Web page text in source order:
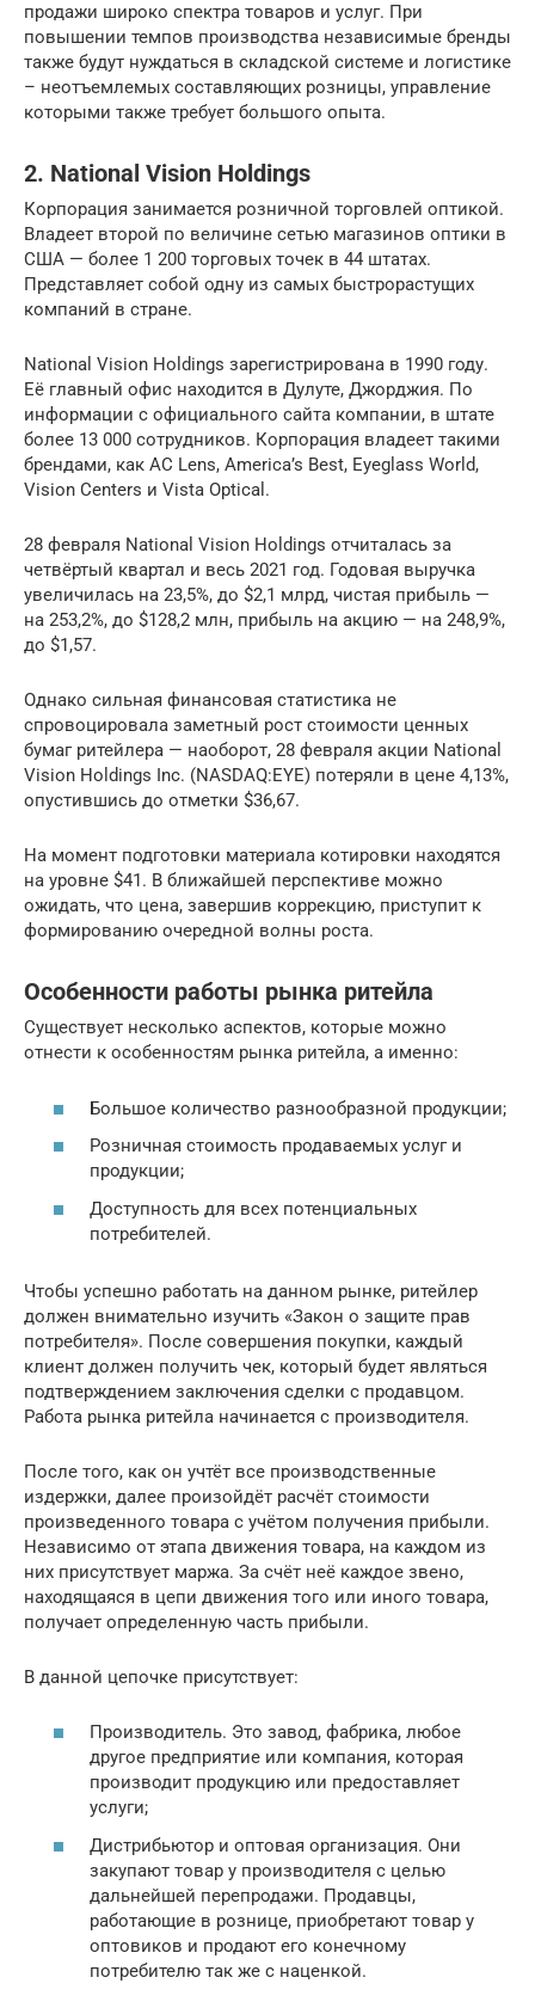
продажи широко спектра товаров и услуг. При
повышении темпов производства независимые бренды
также будут нуждаться в складской системе и логистике
– неотъемлемых составляющих розницы, управление
которыми также требует большого опыта.
2. National Vision Holdings
Корпорация занимается розничной торговлей оптикой.
Владеет второй по величине сетью магазинов оптики в
США — более 1 200 торговых точек в 44 штатах.
Представляет собой одну из самых быстрорастущих
компаний в стране.
National Vision Holdings зарегистрирована в 1990 году.
Её главный офис находится в Дулуте, Джорджия. По
информации с официального сайта компании, в штате
более 13 000 сотрудников. Корпорация владеет такими
брендами, как AC Lens, America’s Best, Eyeglass World,
Vision Centers и Vista Optical.
28 февраля National Vision Holdings отчиталась за
четвёртый квартал и весь 2021 год. Годовая выручка
увеличилась на 23,5%, до $2,1 млрд, чистая прибыль —
на 253,2%, до $128,2 млн, прибыль на акцию — на 248,9%,
до $1,57.
Однако сильная финансовая статистика не
спровоцировала заметный рост стоимости ценных
бумаг ритейлера — наоборот, 28 февраля акции National
Vision Holdings Inc. (NASDAQ:EYE) потеряли в цене 4,13%,
опустившись до отметки $36,67.
На момент подготовки материала котировки находятся
на уровне $41. В ближайшей перспективе можно
ожидать, что цена, завершив коррекцию, приступит к
формированию очередной волны роста.
Особенности работы рынка ритейла
Существует несколько аспектов, которые можно
отнести к особенностям рынка ритейла, а именно:
Большое количество разнообразной продукции;
Розничная стоимость продаваемых услуг и
продукции;
Доступность для всех потенциальных
потребителей.
Чтобы успешно работать на данном рынке, ритейлер
должен внимательно изучить «Закон о защите прав
потребителя». После совершения покупки, каждый
клиент должен получить чек, который будет являться
подтверждением заключения сделки с продавцом.
Работа рынка ритейла начинается с производителя.
После того, как он учтёт все производственные
издержки, далее произойдёт расчёт стоимости
произведенного товара с учётом получения прибыли.
Независимо от этапа движения товара, на каждом из
них присутствует маржа. За счёт неё каждое звено,
находящаяся в цепи движения того или иного товара,
получает определенную часть прибыли.
В данной цепочке присутствует:
Производитель. Это завод, фабрика, любое
другое предприятие или компания, которая
производит продукцию или предоставляет
услуги;
Дистрибьютор и оптовая организация. Они
закупают товар у производителя с целью
дальнейшей перепродажи. Продавцы,
работающие в рознице, приобретают товар у
оптовиков и продают его конечному
потребителю так же с наценкой.